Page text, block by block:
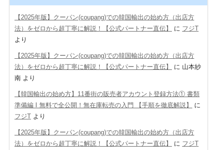
【2025年版】クーパン(coupang)での韓国輸出の始め方（出店方
法）をゼロから超丁寧に解説！【公式パートナー直伝】
に フジT
より
【2025年版】クーパン(coupang)での韓国輸出の始め方（出店方
法）をゼロから超丁寧に解説！【公式パートナー直伝】
に 山本紗
南より
【韓国輸出の始め方】11番街の販売者アカウント登録方法① 書類
準備編 Ι 無料で全公開！無在庫転売の入門 【手順を徹底解説】
に
フジTより
【2025年版】クーパン(coupang)での韓国輸出の始め方（出店方
法）をゼロから超丁寧に解説！【公式パートナー直伝】
に フジT